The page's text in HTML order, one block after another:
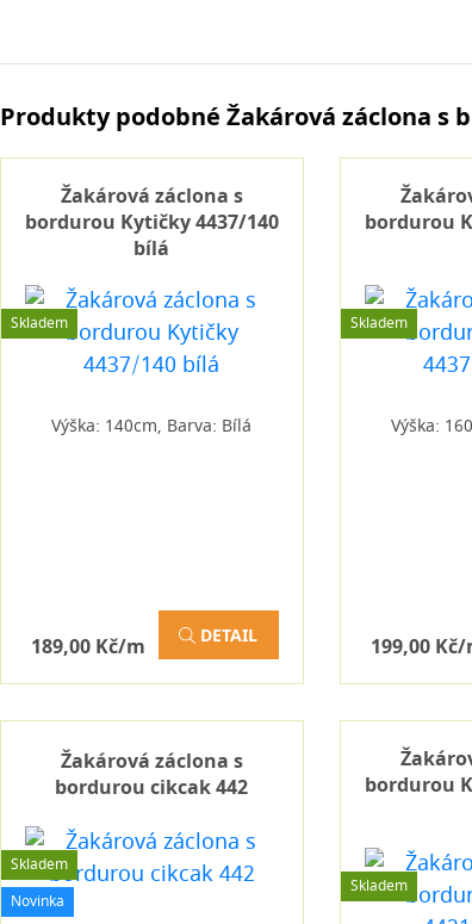
Produkty podobné Žakárová záclona s
Žakárová záclona s
bordurou Kytičky 4437/140
bílá
Skladem
Výška: 140cm, Barva: Bílá
189,00 Kč/m DETAIL
bordurou
Skladem
Výška:
199,00 Kč/
Žakárová záclona s
bordurou cikcak 442
Skladem
Novinka
bordurou
Skladem